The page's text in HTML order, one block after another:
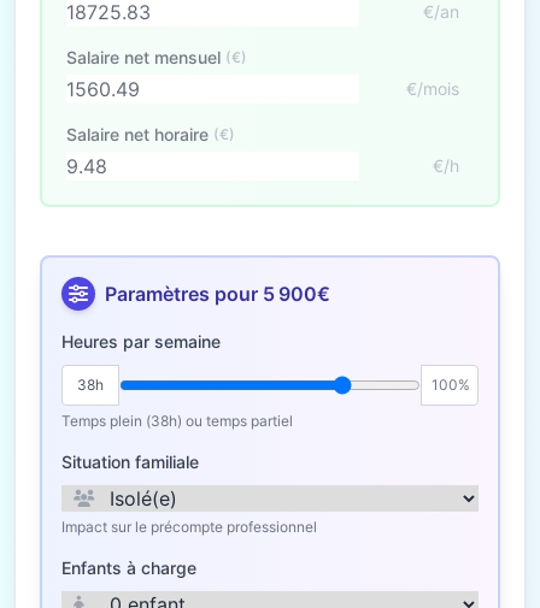
€/an
Salaire net mensuel (€)
€/mois
Salaire net horaire (€)
€/h
Paramètres pour 5 900€
Heures par semaine
38h
100%
Temps plein (38h) ou temps partiel
Situation familiale
Impact sur le précompte professionnel
Enfants à charge